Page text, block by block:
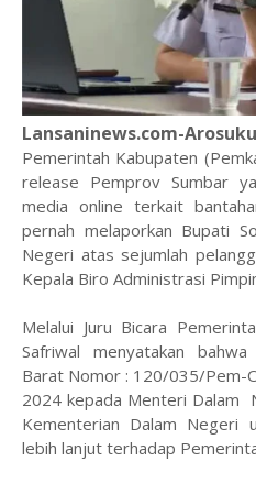
Lansaninews.com-Arosuku
Pemerintah Kabupaten
release Pemprov Sumbar
media online terkait
pernah melaporkan Bupati
Negeri atas sejumlah
Kepala Biro Administrasi
Melalui Juru Bicara
Safriwal menyatakan
Barat Nomor : 120/035/Pem-
2024 kepada Menteri Dalam
Kementerian Dalam Negeri
lebih lanjut terhadap